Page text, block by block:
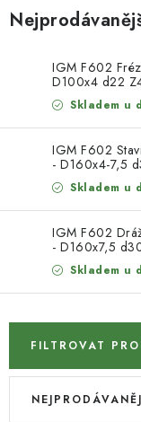
DÁRKOVÉ
STROJE DO DÍLNY
NÁSTROJE PRO
NÁSTROJE PRO
NÁSTROJE PRO
POTŘEBUJI DOBRÝ
KONTAKTY
IGM F602
D100x4 d22
Skladem u
IGM F602
- D160x4-7,5
Skladem u
IGM F602
- D160x7,5
Skladem u
FILTROVAT
V
Ř